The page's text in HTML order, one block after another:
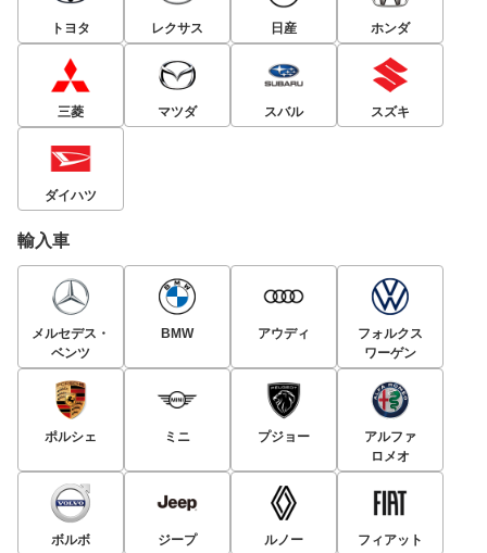
トヨタ レクサス 日産 ホンダ
三菱 マツダ スバル スズキ
ダイハツ
輸入車
メルセデス・
ベンツ
BMW アウディ
フォルクス
ワーゲン
ポルシェ ミニ プジョー
アルファ
ロメオ
ボルボ ジープ ルノー フィアット